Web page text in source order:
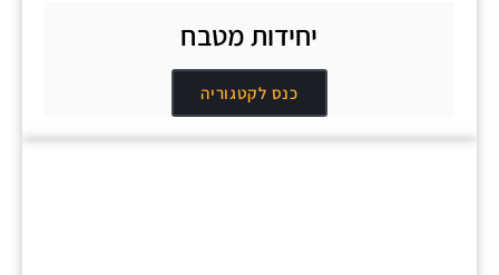
יחידות מטבח
כנס לקטגוריה